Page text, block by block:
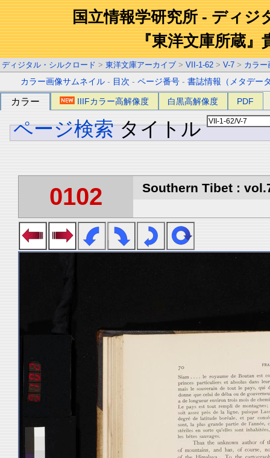
国立情報学研究所 - ディジ
『東洋文庫所蔵』
ディジタル・シルクロード > 東洋文庫アーカイブ > VII-1-62 > V-7 > カラー
カラー画像サムネイル - 目次 -ページ番号 -書誌情報（メタデー
カラー IIIFカラー高解像度 白黒高解像度 PDF
ページ検索 タイトル
0102 Southern Tibet :